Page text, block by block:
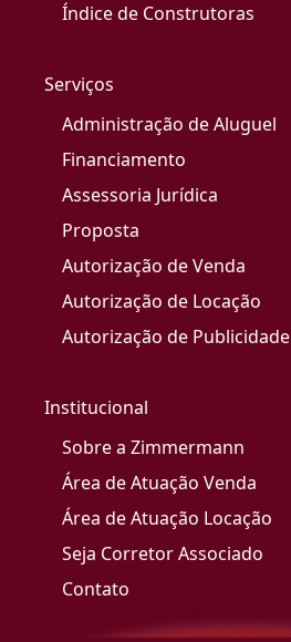
Índice de Construtoras
Serviços
Administração de Aluguel
Financiamento
Assessoria Jurídica
Proposta
Autorização de Venda
Autorização de Locação
Autorização de Publicidade
Institucional
Sobre a Zimmermann
Área de Atuação Venda
Área de Atuação Locação
Seja Corretor Associado
Contato